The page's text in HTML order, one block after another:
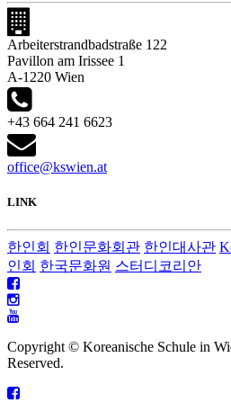
Arbeiterstrandbadstraße 122
Pavillon am Irissee 1
A-1220 Wien
+43 664 241 6623
office@kswien.at
LINK
한인회 한인문화회관 한인대사관
인회 한국문화원 스터디코리안
Copyright © Koreanische Schule in
Reserved.